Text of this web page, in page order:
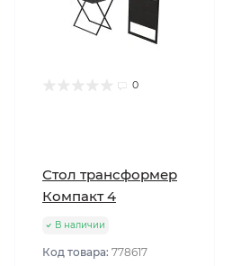
0
Стол трансформер
Компакт 4
В наличии
Код товара: 778617